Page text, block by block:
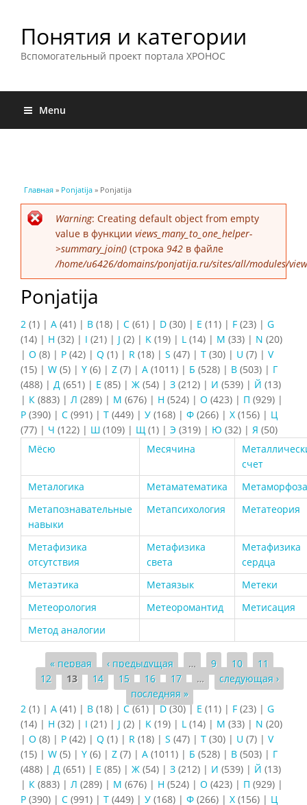
Понятия и категории
Вспомогательный проект портала ХРОНОС
Menu
Вы здесь
Главная » Ponjatija » Ponjatija
Сообщение об ошибке
Warning: Creating default object from empty
value в функции views_many_to_one_helper-
>summary_join() (строка 942 в файле
/home/u6426/domains/ponjatija.ru/sites/all/modules/
Ponjatija
2 (1) | A (41) | B (18) | C (61) | D (30) | E (11) | F (23) | G
(14) | H (32) | I (21) | J (2) | K (19) | L (14) | M (33) | N (20)
| O (8) | P (42) | Q (1) | R (18) | S (47) | T (30) | U (7) | V
(15) | W (5) | Y (6) | Z (7) | А (1011) | Б (528) | В (503) | Г
(488) | Д (651) | Е (85) | Ж (54) | З (212) | И (539) | Й (13)
| К (883) | Л (289) | М (676) | Н (524) | О (423) | П (929) |
Р (390) | С (991) | Т (449) | У (168) | Ф (266) | Х (156) | Ц
(77) | Ч (122) | Ш (109) | Щ (1) | Э (319) | Ю (32) | Я (50)
Мёсю
Месячина
счет
Металогика
Метаматематика
Метаморфоза
Метапознавательные
навыки
Метапсихология Метатеория
Метафизика
отсутствия
Метафизика
света
Метафизика
сердца
Метаэтика
Метаязык
Метеки
Метеорология
Метеоромантид
Метисация
Метод аналогии
Страницы
« первая ‹ предыдущая … 9 10
11
12
13 14 15 16 17 …
следующая ›
последняя »
2 (1) | A (41) | B (18) | C(61)|D(30)| E (11) | F (23) | G
(14) | H (32) | I (21) | J (2) | K (19) | L (14) | M (33) | N (20)
| O (8) | P (42) | Q (1) | R (18) | S (47) | T (30) | U (7) | V
(15) | W (5) | Y (6) | Z (7) | А (1011) | Б (528) | В (503) | Г
(488) | Д (651) | Е (85) | Ж (54) | З (212) | И (539) | Й (13)
| К (883) | Л (289) | М (676) | Н (524) | О (423) | П (929) |
Р (390) | С (991) | Т (449) | У (168) | Ф (266) | Х (156) | Ц